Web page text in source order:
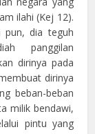
ilahi (Kej 12).
pun, dia teguh
panggilan
dirinya pada
dirinya
beban-beban
milik bendawi,
pintu yang